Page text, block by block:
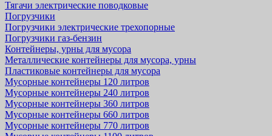
Тягачи электрические поводковые
Погрузчики
Погрузчики электрические трехопорные
Погрузчики газ-бензин
Контейнеры, урны для мусора
Металлические контейнеры для мусора, урны
Пластиковые контейнеры для мусора
Мусорные контейнеры 120 литров
Мусорные контейнеры 240 литров
Мусорные контейнеры 360 литров
Мусорные контейнеры 660 литров
Мусорные контейнеры 770 литров